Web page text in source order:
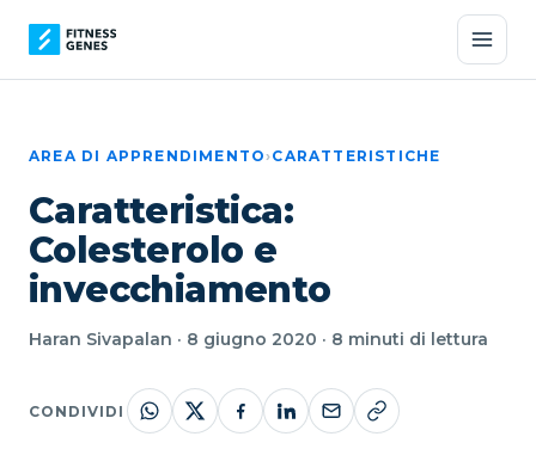
AREA DI APPRENDIMENTO›CARATTERISTICHE
Caratteristica:
Colesterolo e
invecchiamento
Haran Sivapalan · 8 giugno 2020 · 8 minuti di lettura
CONDIVIDI